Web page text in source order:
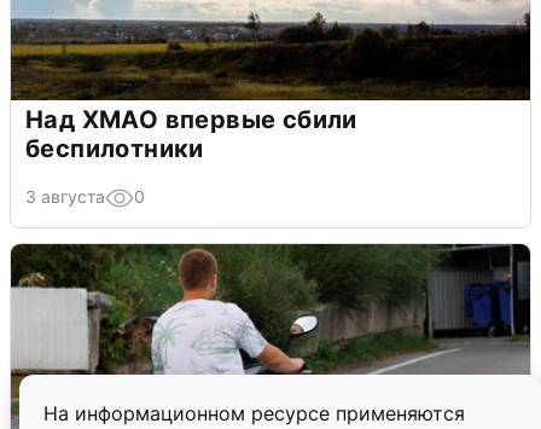
На информационном ресурсе применяются
Над ХМАО впервые сбили
беспилотники
3 августа 0